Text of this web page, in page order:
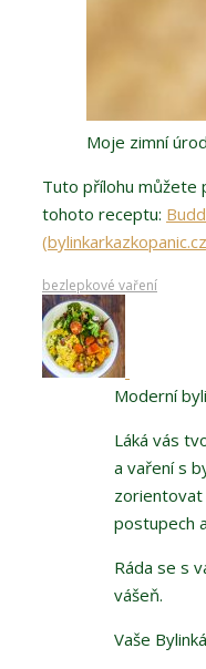
Moje zimní
Tuto přílohu můžete
tohoto receptu:
bezlepkové vaření
Moderní
Láká vás
a vaření s
zorientovat
postupech
Ráda se s
vášeň.
Vaše